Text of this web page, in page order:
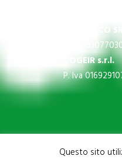
IMPREGICO SRL
P. Iva
COGEIR s.r.l.
P. Iva
Questo sito